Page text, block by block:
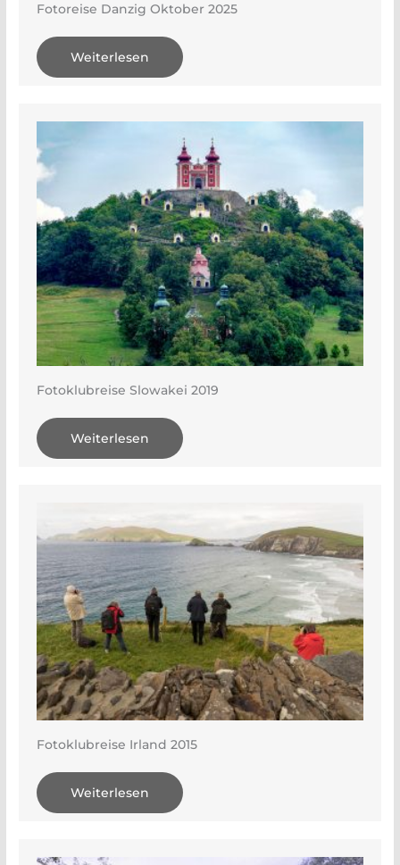
Fotoreise Danzig Oktober 2025
Weiterlesen
Fotoklubreise Slowakei 2019
Weiterlesen
Fotoklubreise Irland 2015
Weiterlesen